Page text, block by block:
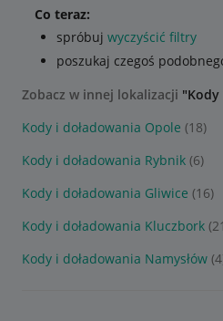
Co teraz:
spróbuj wyczyścić filtry
poszukaj czegoś
Zobacz w innej lokalizacji "Kody
Kody i doładowania Opole (18)
Kody i doładowania Rybnik (6)
Kody i doładowania Gliwice (16)
Kody i doładowania Kluczbork
Kody i doładowania Namysłów